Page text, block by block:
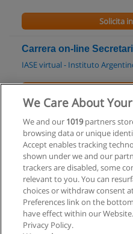
Solicita
Carrera on-line
IASE virtual - Instituto
Carrera on-line
IASE virtual - Instituto
Solicita
We Care About
We and our 1019partners
browsing data or unique
Accept enables tracking
shown under we and our
trackers are disabled, some
relevant to you. You can
choices or withdraw consent
Preferences link on the
have effect within our
Privacy Policy.